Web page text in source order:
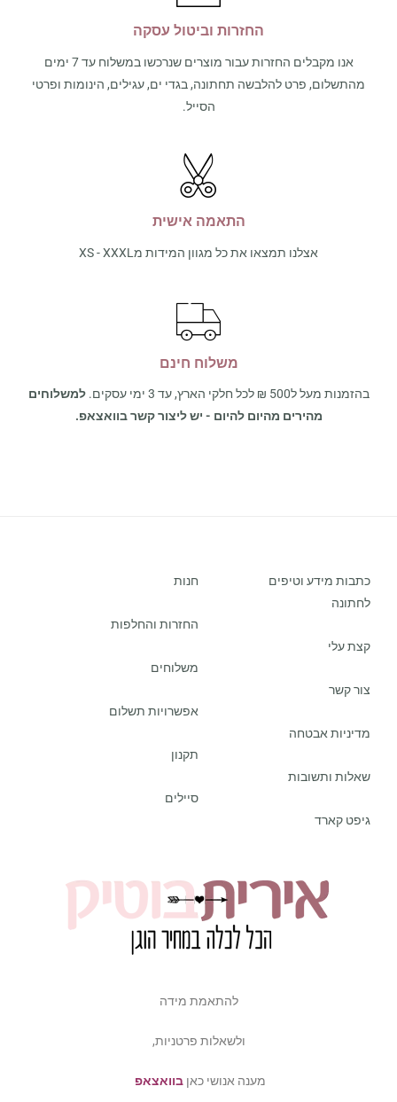
החזרות וביטול עסקה
אנו מקבלים החזרות עבור מוצרים שנרכשו במשלוח עד 7 ימים
מהתשלום, פרט להלבשה תחתונה, בגדי ים, עגילים, הינומות ופרטי
הסייל.
התאמה אישית
אצלנו תמצאו את כל מגוון המידות מXS - XXXL
משלוח חינם
בהזמנות מעל ל500 ₪ לכל חלקי הארץ, עד 3 ימי עסקים.
למשלוחים
מהירים מהיום להיום - יש ליצור קשר בוואצאפ.
כתבות מידע וטיפים
לחתונה
קצת עלי
צור קשר
מדיניות אבטחה
שאלות ותשובות
גיפט קארד
חנות
החזרות והחלפות
משלוחים
אפשרויות תשלום
תקנון
סיילים
להתאמת מידה
ולשאלות פרטניות,
מענה אנושי כאןבוואצאפ